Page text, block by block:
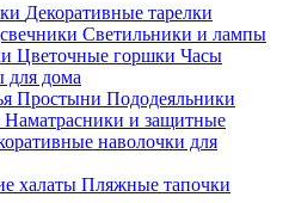
Декоративные тарелки
Светильники и лампы
Цветочные горшки Часы
для дома
Простыни Пододеяльники
Наматрасники и защитные
наволочки для
халаты Пляжные тапочки